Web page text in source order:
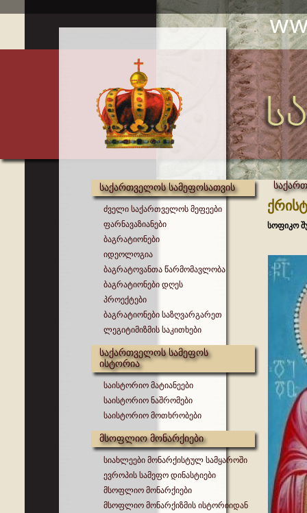
საქართველოს სამეფოსათვის
ძველი საქართველოს მეფეები
ფარნავაზიანები
ბაგრატიონები
იდეოლოგია
ბაგრატოვანთა წარმომავლობა
ბაგრატიონები დღეს
პროექტები
ბაგრატიონები საზღვარგარეთ
ლეგიტიმიზმის საკითხები
საქართველოს სამეფოს
ისტორია
საისტორიო მატიანეები
საისტორიო ნაშრომები
საისტორიო მოთხრობები
მსოფლიო მონარქიები
სიახლეები მონარქისტულ სამყაროში
ევროპის სამეფო დინასტიები
მსოფლიო მონარქიები
მსოფლიო მონარქიზმის ისტორიიდან
სოფიკო